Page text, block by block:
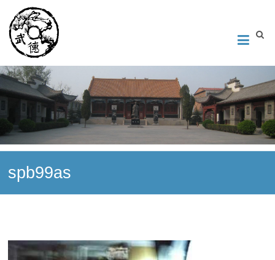
Институт Исследования Внутреннего Искусства
Школа тайцзи-цюань стиля Чэнь, Петербург. Руководитель
Андрей Середняков.
spb99as